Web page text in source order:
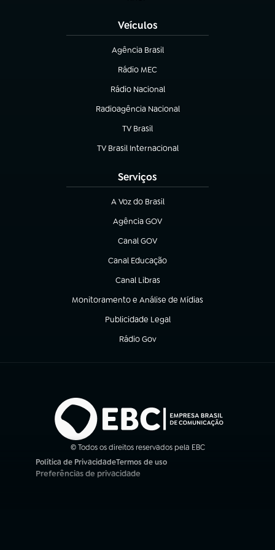
Veículos
Agência Brasil
(abre em nova aba)
Rádio MEC
Rádio Nacional
(abre em nova aba)
Radioagência Nacional
(abre em nova aba)
TV Brasil
(abre em nova aba)
TV Brasil Internacional
(abre em nova aba)
Serviços
A Voz do Brasil
(abre em nova aba)
Agência GOV
(abre em nova aba)
Canal GOV
(abre em nova aba)
Canal Educação
(abre em nova aba)
Canal Libras
(abre em nova aba)
Monitoramento e Análise de Mídias
(abre em nova aba)
Publicidade Legal
(abre em nova aba)
Rádio Gov
(abre em nova aba)
© Todos os direitos reservados pela EBC
Política de Privacidade
(abre em nova aba)
Termos de uso
(abre em nova aba)
Preferências de privacidade